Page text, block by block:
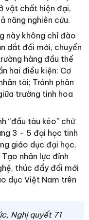
vật chất hiện đại,
năng nghiên cứu.
này không chỉ đào
dắt đổi mới, chuyển
hàng đầu thế
hai điều kiện: Cơ
tài; Tránh phân
trường tinh hoa
“đầu tàu kéo” chứ
3 - 5 đại học tinh
giáo dục đại học,
nhân lực đỉnh
thúc đẩy đổi mới
dục Việt Nam trên
Nghị quyết 71